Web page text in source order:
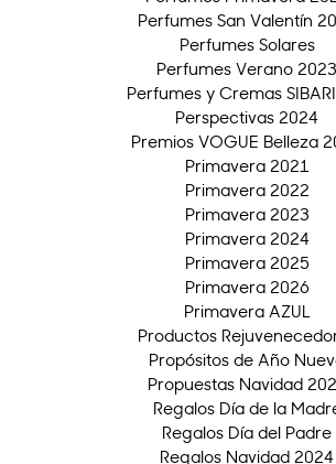
Perfumes San Valentín
Perfumes Solares
Perfumes Verano 2023
Perfumes y Cremas
Perspectivas 2024
Premios VOGUE Belleza
Primavera 2021
Primavera 2022
Primavera 2023
Primavera 2024
Primavera 2025
Primavera 2026
Primavera AZUL
Productos
Propósitos de Año
Propuestas Navidad
Regalos Día de la
Regalos Día del Padre
Regalos Navidad 2024